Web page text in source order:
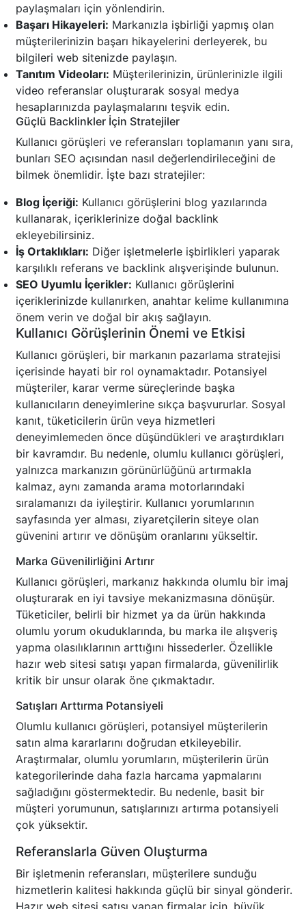
paylaşmaları için yönlendirin.
Başarı Hikayeleri: Markanızla işbirliği yapmış olan
müşterilerinizin başarı hikayelerini derleyerek, bu
bilgileri web sitenizde paylaşın.
Tanıtım Videoları: Müşterilerinizin, ürünlerinizle ilgili
video referanslar oluşturarak sosyal medya
hesaplarınızda paylaşmalarını teşvik edin.
Güçlü Backlinkler İçin Stratejiler
Kullanıcı görüşleri ve referansları toplamanın yanı sıra,
bunları SEO açısından nasıl değerlendirileceğini de
bilmek önemlidir. İşte bazı stratejiler:
Blog İçeriği: Kullanıcı görüşlerini blog yazılarında
kullanarak, içeriklerinize doğal backlink
ekleyebilirsiniz.
İş Ortaklıkları: Diğer işletmelerle işbirlikleri yaparak
karşılıklı referans ve backlink alışverişinde bulunun.
SEO Uyumlu İçerikler: Kullanıcı görüşlerini
içeriklerinizde kullanırken, anahtar kelime kullanımına
önem verin ve doğal bir akış sağlayın.
Kullanıcı Görüşlerinin Önemi ve Etkisi
Kullanıcı görüşleri, bir markanın pazarlama stratejisi
içerisinde hayati bir rol oynamaktadır. Potansiyel
müşteriler, karar verme süreçlerinde başka
kullanıcıların deneyimlerine sıkça başvururlar. Sosyal
kanıt, tüketicilerin ürün veya hizmetleri
deneyimlemeden önce düşündükleri ve araştırdıkları
bir kavramdır. Bu nedenle, olumlu kullanıcı görüşleri,
yalnızca markanızın görünürlüğünü artırmakla
kalmaz, aynı zamanda arama motorlarındaki
sıralamanızı da iyileştirir. Kullanıcı yorumlarının
sayfasında yer alması, ziyaretçilerin siteye olan
güvenini artırır ve dönüşüm oranlarını yükseltir.
Marka Güvenilirliğini Artırır
Kullanıcı görüşleri, markanız hakkında olumlu bir imaj
oluşturarak en iyi tavsiye mekanizmasına dönüşür.
Tüketiciler, belirli bir hizmet ya da ürün hakkında
olumlu yorum okuduklarında, bu marka ile alışveriş
yapma olasılıklarının arttığını hissederler. Özellikle
hazır web sitesi satışı yapan firmalarda, güvenilirlik
kritik bir unsur olarak öne çıkmaktadır.
Satışları Arttırma Potansiyeli
Olumlu kullanıcı görüşleri, potansiyel müşterilerin
satın alma kararlarını doğrudan etkileyebilir.
Araştırmalar, olumlu yorumların, müşterilerin ürün
kategorilerinde daha fazla harcama yapmalarını
sağladığını göstermektedir. Bu nedenle, basit bir
müşteri yorumunun, satışlarınızı artırma potansiyeli
çok yüksektir.
Referanslarla Güven Oluşturma
Bir işletmenin referansları, müşterilere sunduğu
hizmetlerin kalitesi hakkında güçlü bir sinyal gönderir.